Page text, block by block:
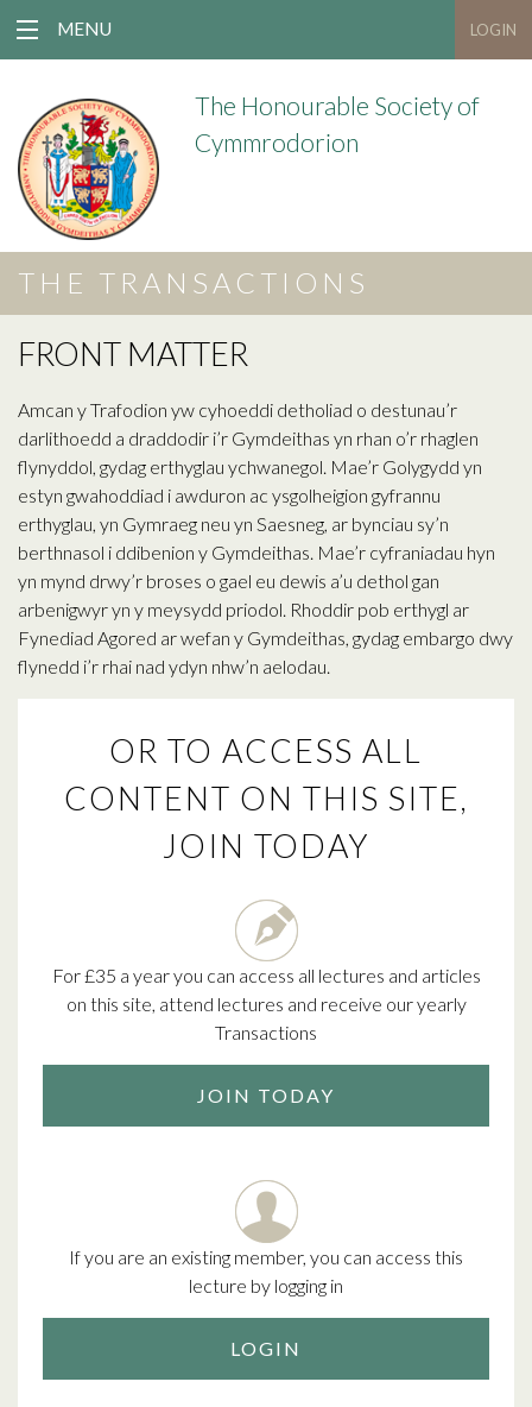
MENU LOGIN
The Honourable Society of
Cymmrodorion
THE TRANSACTIONS
FRONT MATTER
Amcan y Trafodion yw cyhoeddi detholiad o destunau’r
darlithoedd a draddodir i’r Gymdeithas yn rhan o’r rhaglen
flynyddol, gydag erthyglau ychwanegol. Mae’r Golygydd yn
estyn gwahoddiad i awduron ac ysgolheigion gyfrannu
erthyglau, yn Gymraeg neu yn Saesneg, ar bynciau sy’n
berthnasol i ddibenion y Gymdeithas. Mae’r cyfraniadau hyn
yn mynd drwy’r broses o gael eu dewis a’u dethol gan
arbenigwyr yn y meysydd priodol. Rhoddir pob erthygl ar
Fynediad Agored ar wefan y Gymdeithas, gydag embargo dwy
flynedd i’r rhai nad ydyn nhw’n aelodau.
OR TO ACCESS ALL
CONTENT ON THIS SITE,
JOIN TODAY
For £35 a year you can access all lectures and articles
on this site, attend lectures and receive our yearly
Transactions
JOIN TODAY
If you are an existing member, you can access this
lecture by logging in
LOGIN